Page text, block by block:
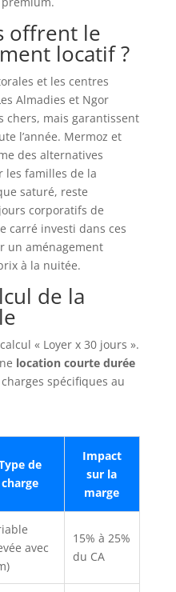
offrent le
locatif ?
et les centres
Almadies et Ngor
chers, mais garantissent
l’année. Mermoz et
des alternatives
les familles de la
saturé, reste
corporatifs de
carré investi dans ces
un aménagement
à la nuitée.
de la
« Loyer x 30 jours ».
location courte durée
spécifiques au
de
charge
Impact
sur la
marge
avec
15% à 25%
du CA